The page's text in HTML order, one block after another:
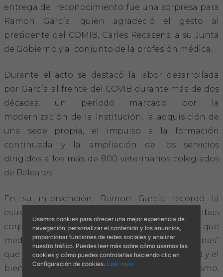
Consejos para tus mascotas
Guía Responsable
CONTACTO
entrega del reconocimiento fue una sorpresa para
Ramon García, quien agradeció el gesto al
presidente del COMIB, Carles Recasens, a su Junta
de Gobierno y al conjunto de la profesión médica.
Durante el acto se destacó la labor desarrollada
por García al frente del COVIB durante más de dos
décadas, un periodo marcado por la
modernización de la institución, la adquisición de
una sede propia, el impulso a la formación
continuada y la ampliación de los servicios
dirigidos a los más de 800 veterinarios colegiados
de Baleares.
En su intervención, Ramon García recordó la
estrecha relación mantenida entre ambas
corporaciones profesionales y subrayó que
medicina y veterinaria son “profesiones hermanas”
que comparten el objetivo de proteger la salud y el
bienestar de las personas y los animales. Asimismo,
Usamos cookies para ofrecer una mejor experiencia de
navegación, personalizar el contenido y los anuncios,
proporcionar funciones de redes sociales y analizar
nuestro tráfico. Puedes leer más sobre cómo usamos las
cookies y cómo puedes controlarlas haciendo clic en
Configuración de cookies. Leer más